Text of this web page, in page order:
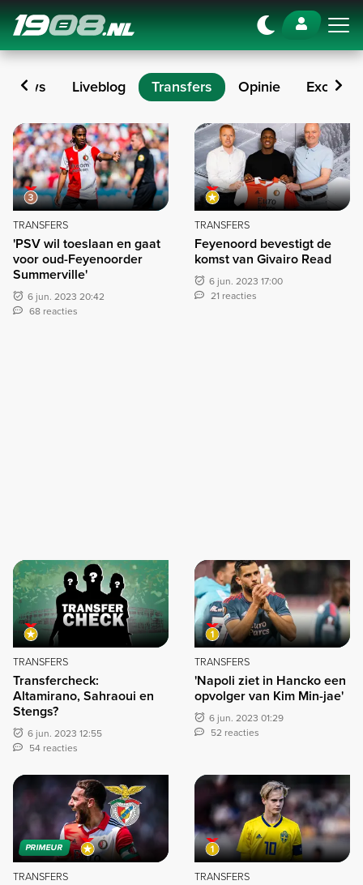
Navigation
Liveblog Transfers Opinie Exclusief
Transfers
TRANSFERS
'PSV wil toeslaan en gaat
voor oud-Feyenoorder
Summerville'
6 jun. 2023 20:42
68 reacties
TRANSFERS
Feyenoord bevestigt de
komst van Givairo Read
6 jun. 2023 17:00
21 reacties
TRANSFERS
Transfercheck:
Altamirano, Sahraoui en
Stengs?
6 jun. 2023 12:55
54 reacties
TRANSFERS
'Napoli ziet in Hancko een
opvolger van Kim Min-jae'
6 jun. 2023 01:29
52 reacties
PRIMEUR
TRANSFERS TRANSFERS